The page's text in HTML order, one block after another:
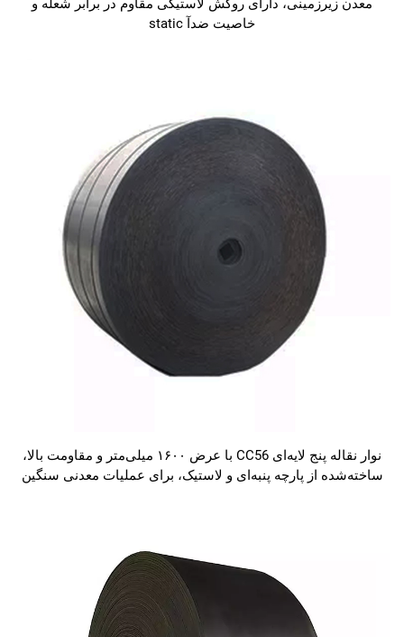
معدن زیرزمینی، دارای روکش لاستیکی مقاوم در برابر شعله و
خاصیت ضدآ static
نوار نقاله پنج لایه‌ای CC56 با عرض ۱۶۰۰ میلی‌متر و مقاومت بالا،
ساخته‌شده از پارچه پنبه‌ای و لاستیک، برای عملیات معدنی سنگین